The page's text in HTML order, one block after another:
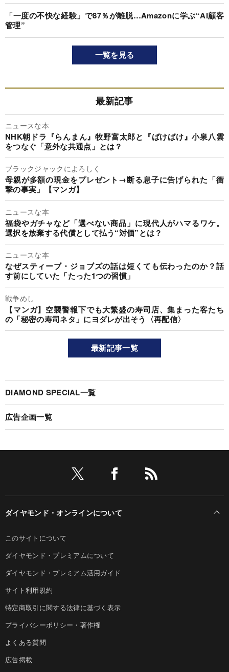
「一度の不快な経験」で87％が離脱…Amazonに学ぶ“AI顧客
管理”
一覧を見る
最新記事
ニュースな本
NHK朝ドラ『らんまん』牧野富太郎と『ばけばけ』小泉八雲
をつなぐ「意外な共通点」とは？
ブラックジャックによろしく
母親が多額の現金をプレゼント→断る息子に告げられた「衝
撃の事実」【マンガ】
ニュースな本
福袋やガチャなど「選べない商品」に現代人がハマるワケ。
選択を放棄する代償として払う“対価”とは？
ニュースな本
なぜスティーブ・ジョブズの話は短くても伝わったのか？話
す前にしていた「たった1つの習慣」
戦争めし
【マンガ】空襲警報下でも大繁盛の寿司店、集まった客たち
の「秘密の寿司ネタ」にヨダレが出そう〈再配信〉
最新記事一覧
DIAMOND SPECIAL一覧
広告企画一覧
ダイヤモンド・オンラインについて
このサイトについて
ダイヤモンド・プレミアムについて
ダイヤモンド・プレミアム活用ガイド
サイト利用規約
特定商取引に関する法律に基づく表示
プライバシーポリシー・著作権
よくある質問
広告掲載